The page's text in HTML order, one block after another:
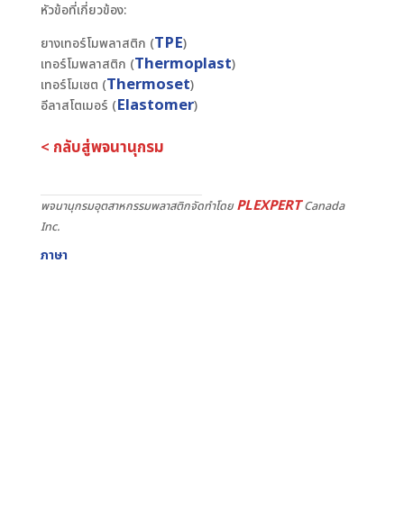
หัวข้อที่เกี่ยวข้อง:
ยางเทอร์โมพลาสติก (TPE)
เทอร์โมพลาสติก (Thermoplast)
เทอร์โมเซต (Thermoset)
อีลาสโตเมอร์ (Elastomer)
< กลับสู่พจนานุกรม
พจนานุกรมอุตสาหกรรมพลาสติกจัดทำโดยPLEXPERTCanada
Inc.
ภาษา